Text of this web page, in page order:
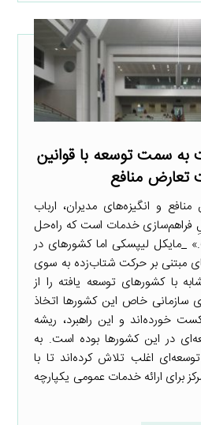
سمت توسعه با قوانین
تعارض منافع
و انگیزه‌های مدیران، ارباب
فراهم‌سازی خدمات است که راه‌حل
_مایکل لیپسکی اما کشورهای در
مبتنی بر حرکت شتاب‌زده به سوی
با کشورهای توسعه یافته را از
سازمانی خاص این کشورها اتخاذ
خورده‌اند و این راهبرد، ریشه
در این کشورها بوده است. به
اغلب تلاش کرده‌اند تا با
برای ارائه خدمات عمومی یکپارچه